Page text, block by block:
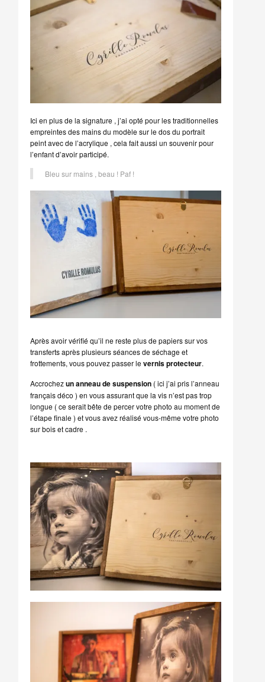
Ici en plus de la signature , j’ai opté pour les traditionnelles
empreintes des mains du modèle sur le dos du portrait
peint avec de l’acrylique , cela fait aussi un souvenir pour
l’enfant d’avoir participé.
Bleu sur mains , beau ! Paf !
Après avoir vérifié qu’il ne reste plus de papiers sur vos
transferts après plusieurs séances de séchage et
frottements, vous pouvez passer levernis protecteur.
Accrochezun anneau de suspension( ici j’ai pris l’anneau
français déco ) en vous assurant que la vis n’est pas trop
longue ( ce serait bête de percer votre photo au moment de
l’étape finale ) et vous avez réalisé vous-même votre photo
sur bois et cadre .